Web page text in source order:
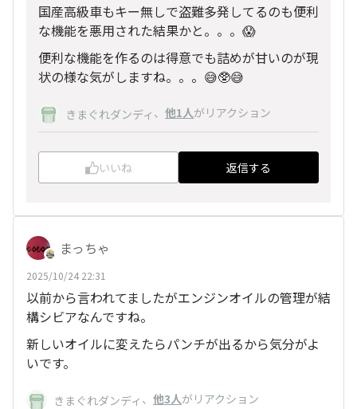
国産高級車もキー無しで盗難多発してるのも便利
な機能を悪用された結果かと。。。😱
便利な機能を作るのは得意でも詰めが甘いのが現
状の様な気がしますね。。。😅🥸😅
きまぐれダンディ 、 他1人がリアクション
いいね 返信する
まっちゃ
2025/10/24 22:31
以前から言われてましたがエンジンオイルの管理が結
構シビアなんですね。
新しいオイルに変えたらパンチが出るから気分がよ
いです。
きまぐれダンディ 、 他3人がリアクション